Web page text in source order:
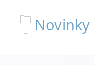
Novinky